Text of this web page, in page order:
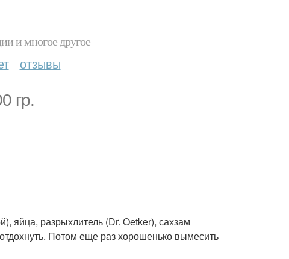
и многое другое
отзывы
гр.
яйца, разрыхлитель (Dr. Oetker), сахзам
Потом еще раз хорошенько вымесить